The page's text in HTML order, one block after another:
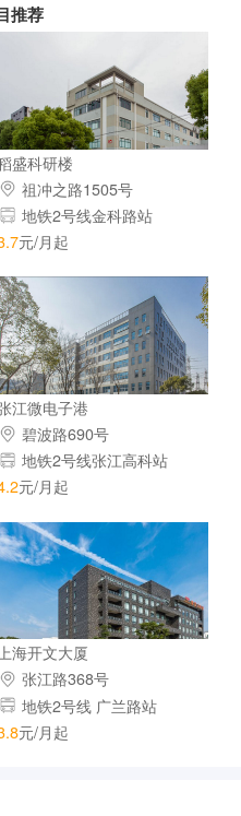
推荐
盛科研楼
祖冲之路1505号
地铁2号线金科路站
元/月起
江微电子港
碧波路690号
地铁2号线张江高科站
元/月起
海开文大厦
张江路368号
地铁2号线 广兰路站
元/月起